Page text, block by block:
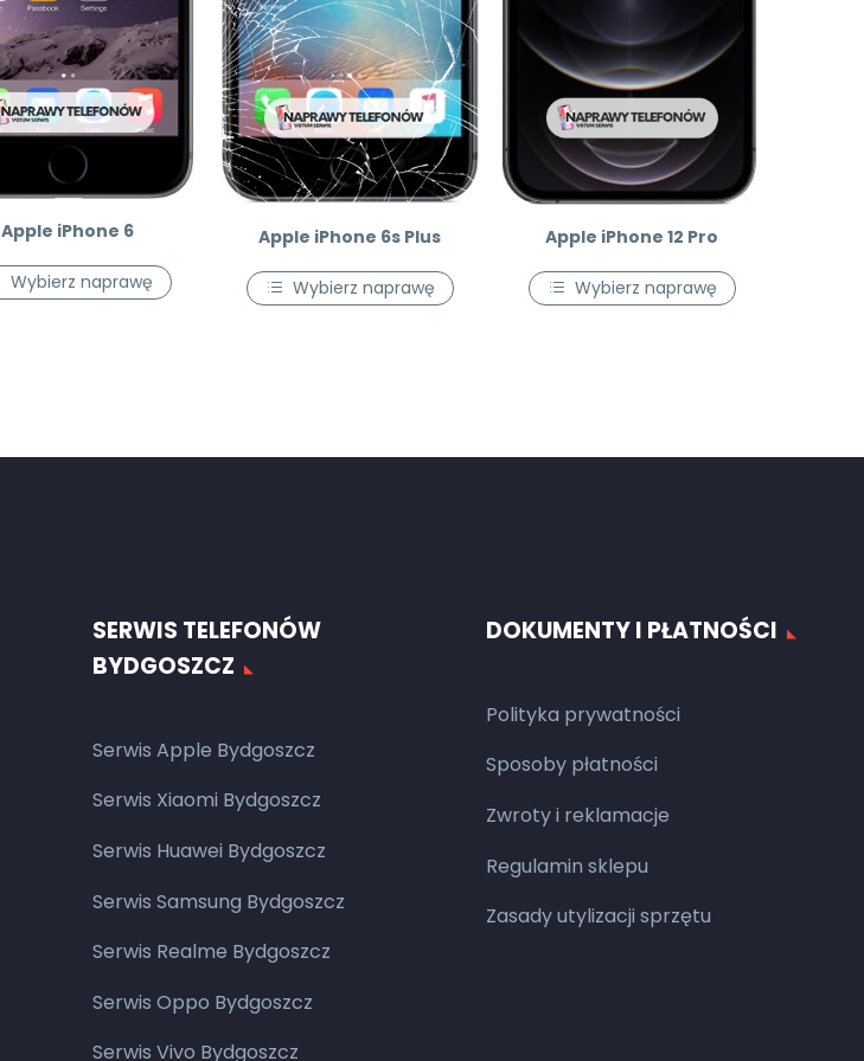
Apple iPhone 6
Wybierz naprawę
Apple iPhone 6s Plus
Wybierz naprawę
Apple iPhone 12 Pro
Wybierz naprawę
SERWIS TELEFONÓW
BYDGOSZCZ
Serwis Apple Bydgoszcz
Serwis Xiaomi Bydgoszcz
Serwis Huawei Bydgoszcz
Serwis Samsung Bydgoszcz
Serwis Realme Bydgoszcz
Serwis Oppo Bydgoszcz
Serwis Vivo Bydgoszcz
DOKUMENTY I PŁATNOŚCI
Polityka prywatności
Sposoby płatności
Zwroty i reklamacje
Regulamin sklepu
Zasady utylizacji sprzętu